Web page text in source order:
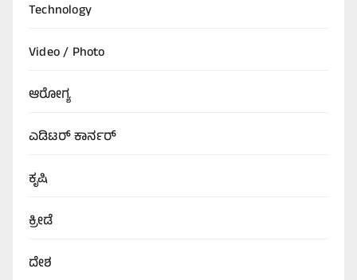
Technology
Video / Photo
ಆರೋಗ್ಯ
ಎಡಿಟರ್‌ ಕಾರ್ನರ್
ಕೃಷಿ
ಕ್ರೀಡೆ
ದೇಶ